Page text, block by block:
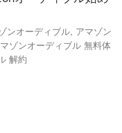
ンオーディブル, アマゾン
ゾンオーディブル 無料体
解約